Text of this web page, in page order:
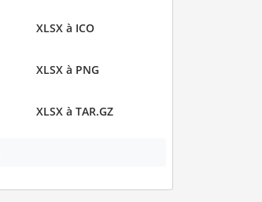
XLSX à ICO
XLSX à PNG
XLSX à TAR.GZ